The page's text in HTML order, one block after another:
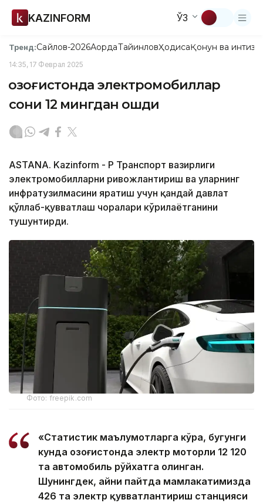
KAZINFORM ЎЗ
Тренд:Сайлов-2026АқордаТайинловҲодисаҚонун ва
14:35, 17 Феврал 2025
Қозоғистонда электромобиллар
сони 12 мингдан ошди
ASTANA. Kazinform - ҚР Транспорт вазирлиги
электромобилларни ривожлантириш ва уларнинг
инфратузилмасини яратиш учун қандай давлат
қўллаб-қувватлаш чоралари кўрилаётганини
тушунтирди.
Фото: freepik.com
«Статистик маълумотларга кўра, бугунги
кунда Қозоғистонда электр моторли 12 120
та автомобиль рўйхатга олинган.
Шунингдек, айни пайтда мамлакатимизда
426 та электр қувватлантириш станцияси